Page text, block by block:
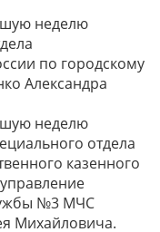
неделю
по городскому
Александра
неделю
отдела
казенного
№3 МЧС
Михайловича.